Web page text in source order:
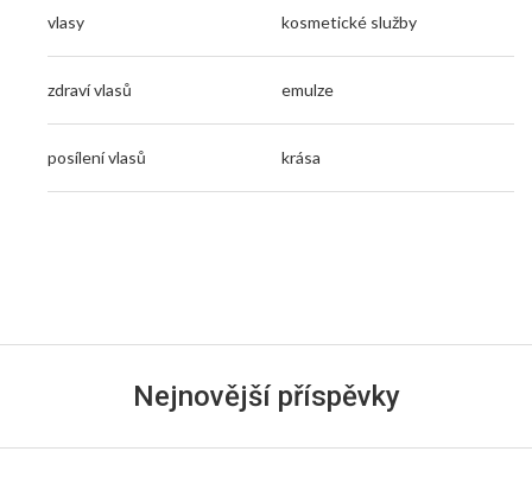
vlasy kosmetické služby
zdraví vlasů emulze
posílení vlasů krása
Nejnovější příspěvky